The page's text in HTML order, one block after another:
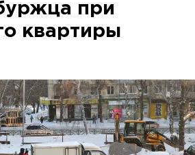
при
квартиры